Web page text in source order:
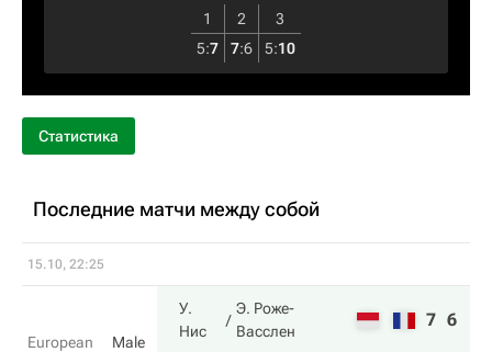
1 2
3
5:7 7:6 5:10
Статистика
Последние матчи между собой
15.10, 22:25
European
Male
У.
Нис
Э. Роже-
Васслен
7 6